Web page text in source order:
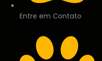
Entre em Contato